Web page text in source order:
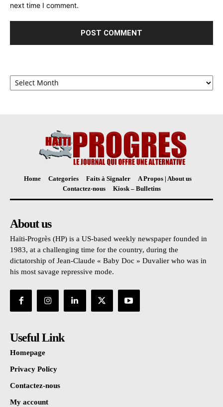
next time I comment.
Archives
Home Categories Faits à Signaler
A Propos | About us
Contactez-nous
Kiosk – Bulletins
About us
Haïti-Progrès (HP) is a US-based weekly newspaper founded in
1983, at a challenging time for the country, during the
dictatorship of Jean-Claude « Baby Doc » Duvalier who was in
his most savage repressive mode.
Useful Link
Homepage
Privacy Policy
Contactez-nous
My account